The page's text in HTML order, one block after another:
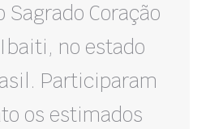
Sagrado Coração
no estado
Participaram
os estimados